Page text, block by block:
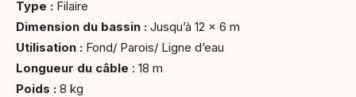
Type : Filaire
Dimension du bassin : Jusqu’à 12 x 6 m
Utilisation : Fond/ Parois/ Ligne d’eau
Longueur du câble : 18 m
Poids : 8 kg